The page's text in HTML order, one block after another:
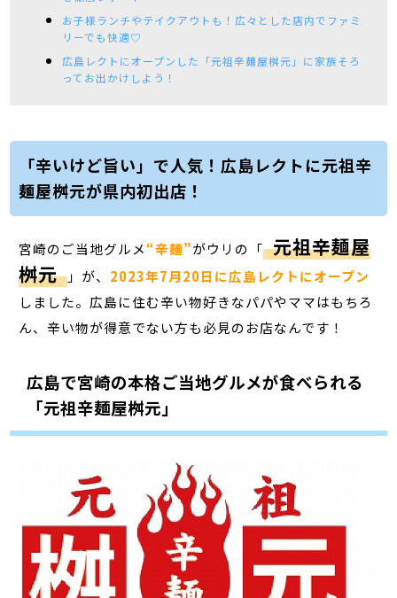
お子様ランチやテイクアウトも！広々とした店内でファミ
リーでも快適♡
広島レクトにオープンした「元祖辛麺屋桝元」に家族そろ
ってお出かけしよう！
「辛いけど旨い」で人気！広島レクトに元祖辛
麺屋桝元が県内初出店！
宮崎のご当地グルメ“辛麺”がウリの「 元祖辛麺屋
桝元 」が、 2023年7月20日に広島レクトにオープン
しました。広島に住む辛い物好きなパパやママはもちろ
ん、辛い物が得意でない方も必見のお店なんです！
広島で宮崎の本格ご当地グルメが食べられる
「元祖辛麺屋桝元」